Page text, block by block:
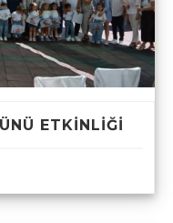
ETKİNLİĞİ